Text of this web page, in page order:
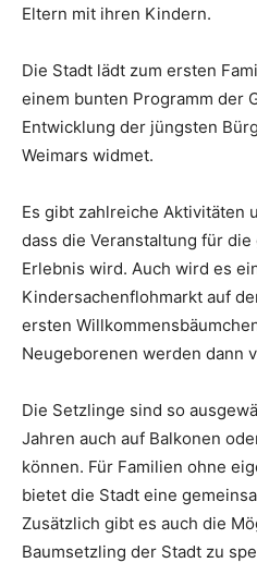
Eltern mit ihren Kindern.
Die Stadt lädt zum ersten
einem bunten Programm der
Entwicklung der jüngsten
Weimars widmet.
Es gibt zahlreiche Aktivitäten
dass die Veranstaltung für
Erlebnis wird. Auch wird es
Kindersachenflohmarkt auf
ersten
Neugeborenen werden dann
Die Setzlinge sind so
Jahren auch auf Balkonen
können. Für Familien ohne
bietet die Stadt eine
Zusätzlich gibt es auch die
Baumsetzling der Stadt zu